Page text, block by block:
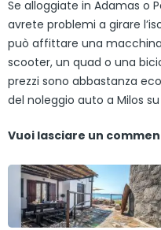
Se alloggiate in Adamas o
avrete problemi a girare
può affittare una
scooter, un quad o una
prezzi sono abbastanza
del noleggio auto a Milos su
Vuoi lasciare un